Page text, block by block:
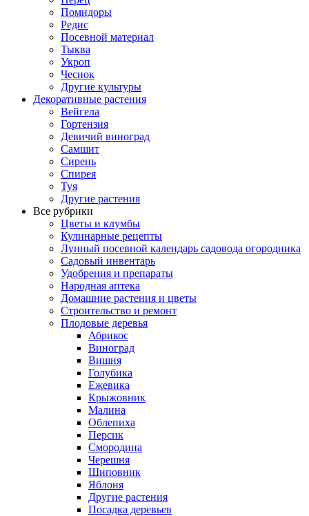
Помидоры
Редис
Посевной материал
Тыква
Укроп
Чеснок
Другие культуры
Декоративные растения
Вейгела
Гортензия
Девичий виноград
Самшит
Сирень
Спирея
Туя
Другие растения
Все рубрики
Цветы и клумбы
Кулинарные рецепты
Лунный посевной календарь садовода огородника
Садовый инвентарь
Удобрения и препараты
Народная аптека
Домашние растения и цветы
Строительство и ремонт
Плодовые деревья
Абрикос
Виноград
Вишня
Голубика
Ежевика
Крыжовник
Малина
Облепиха
Персик
Смородина
Черешня
Шиповник
Яблоня
Другие растения
Посадка деревьев